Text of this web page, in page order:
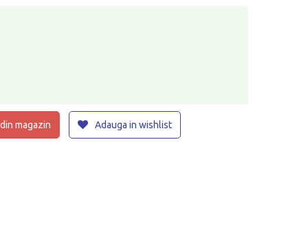
magazin Adauga in wishlist